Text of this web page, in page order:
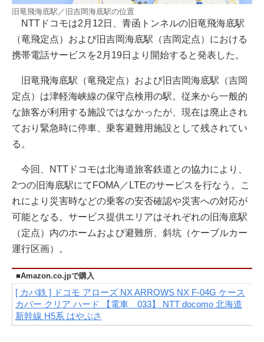
旧竜飛海底駅／旧吉岡海底駅の位置
NTTドコモは2月12日、青函トンネルの旧竜飛海底駅
（竜飛定点）および旧吉岡海底駅（吉岡定点）における
携帯電話サービスを2月19日より開始すると発表した。
旧竜飛海底駅（竜飛定点）および旧吉岡海底駅（吉岡
定点）は津軽海峡線の保守点検用の駅。従来から一般的
な旅客が利用する施設ではなかったが、現在は廃止され
ており緊急時に停車、乗客避難用施設として残されてい
る。
今回、NTTドコモは北海道旅客鉄道との協力により、
2つの旧海底駅にてFOMA／LTEのサービスを行なう。こ
れにより災害時などの乗客の安否確認や災害への対応が
可能となる。サービス提供エリアはそれぞれの旧海底駅
（定点）内のホームおよび避難所、斜坑（ケーブルカー
運行区画）。
■Amazon.co.jpで購入
[ カバ鉄 ] ドコモ アローズ NX ARROWS NX F-04G ケース
カバー クリア ハード 【電車 033】 NTT docomo 北海道
新幹線 H5系 はやぶさ